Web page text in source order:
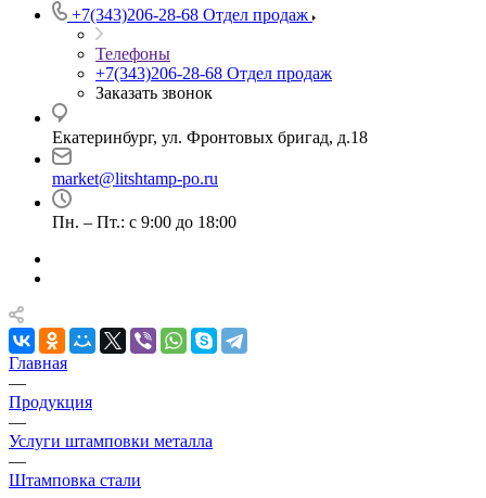
+7(343)206-28-68 Отдел продаж
Телефоны
+7(343)206-28-68 Отдел продаж
Заказать звонок
Екатеринбург, ул. Фронтовых бригад, д.18
market@litshtamp-po.ru
Пн. – Пт.: с 9:00 до 18:00
Главная
—
Продукция
—
Услуги штамповки металла
—
Штамповка стали